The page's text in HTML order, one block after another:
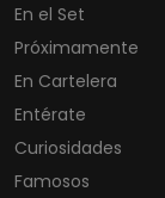
En el Set
Próximamente
En Cartelera
Entérate
Curiosidades
Famosos